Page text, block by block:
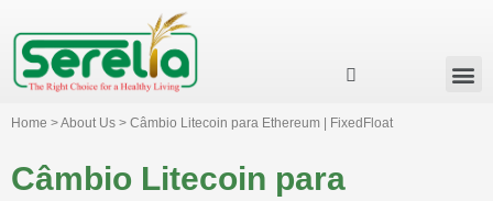
Home > About Us > Câmbio Litecoin para Ethereum | FixedFloat
Câmbio Litecoin para